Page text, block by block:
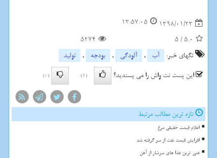
1398/01/23
13:57:05
5.0
/
5
5274
تگهای خبر:
آب , آلودگی , بودجه ,
تولید
این پست نت واش را می پسندید؟
(1)
(0)
تازه ترین مطالب مرتبط
اعلام قیمت حقیقی مرغ
افزایش قیمت نفت از سر گرفته شد
غنی ترین غذا های سرشار از آهن